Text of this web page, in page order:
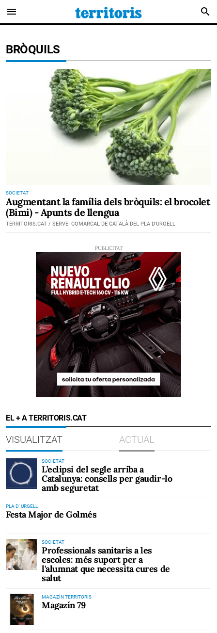
menu search
BRÒQUILS
SOCIETAT
Augmentant la família dels bròquils: el brocolet
(Bimi) - Apunts de llengua
TERRITORIS.CAT / SERVEI COMARCAL DE CATALÀ DEL PLA D'URGELL
EL + A TERRITORIS.CAT
VISUALITZAT ACTUAL
SOCIETAT
L’eclipsi del segle arriba a
Catalunya: consells per gaudir-lo
amb seguretat
PLA D' URGELL
Festa Major de Golmés
SOCIETAT
Professionals sanitaris a les
escoles: més suport per a
l'alumnat que necessita cures de
salut
MAGAZÍN TERRITORIS
Magazín 79